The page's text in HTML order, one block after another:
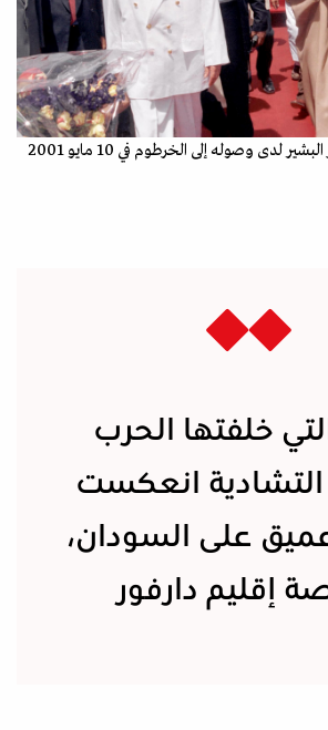
لدى وصوله إلى الخرطوم في 10 مايو 2001
التي خلفتها الحرب
التشادية انعكست
على السودان،
إقليم دارفور